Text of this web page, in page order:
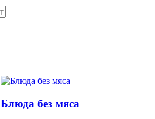
Блюда без мяса